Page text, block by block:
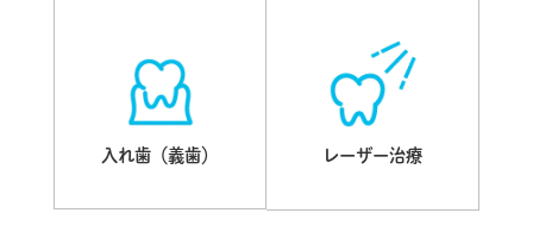
入れ歯（義歯） レーザー治療